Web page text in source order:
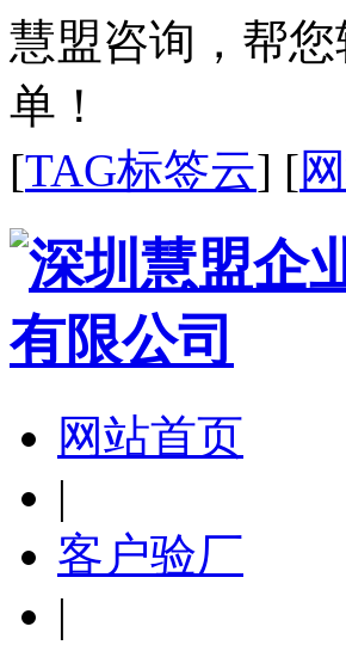
慧盟咨询，帮
单！
[TAG标签云] [
网站首页
|
客户验厂
|